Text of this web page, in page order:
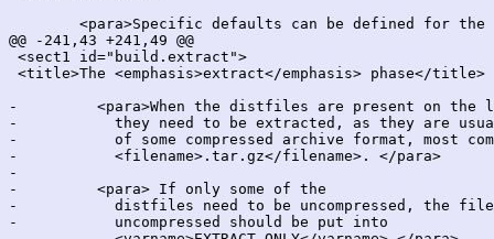
@@ -241,43 +241,49 @@
<sect1 id="build.extract">
<title>The <emphasis>extract</emphasis> phase</title>
-	  <para>When the distfiles are present on the local system,
-	    they need to be extracted, as they are usually in the form
-	    of some compressed archive format, most commonly
-	    <filename>.tar.gz</filename>. </para>
-
-	  <para> If only some of the
-	    distfiles need to be uncompressed, the files to be
-	    uncompressed should be put into